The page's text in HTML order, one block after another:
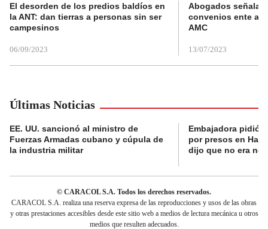
El desorden de los predios baldíos en
la ANT: dan tierras a personas sin ser
campesinos
06/09/2023
Abogados
convenios ente
AMC
13/07/2023
Últimas Noticias
EE. UU. sancionó al ministro de
Fuerzas Armadas cubano y cúpula de
la industria militar
Embajadora pidió
por presos en
dijo que no era
© CARACOL S.A. Todos los derechos reservados.
CARACOL S.A. realiza una reserva expresa de las reproducciones y usos de las obras
y otras prestaciones accesibles desde este sitio web a medios de lectura mecánica u otros
medios que resulten adecuados.